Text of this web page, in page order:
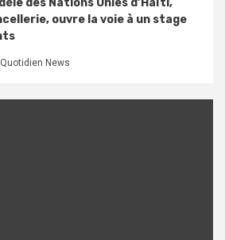
ouvre la voie à un stage
News